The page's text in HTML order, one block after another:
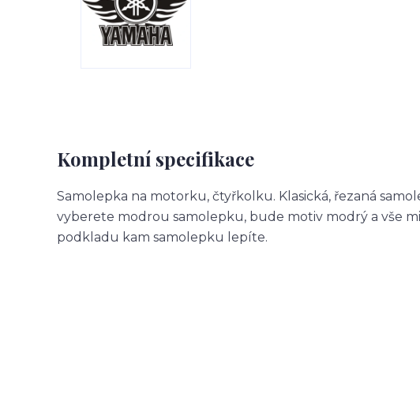
Kompletní specifikace
Samolepka na motorku, čtyřkolku. Klasická, řezaná
vyberete modrou samolepku, bude motiv modrý a vše
podkladu kam samolepku lepíte.